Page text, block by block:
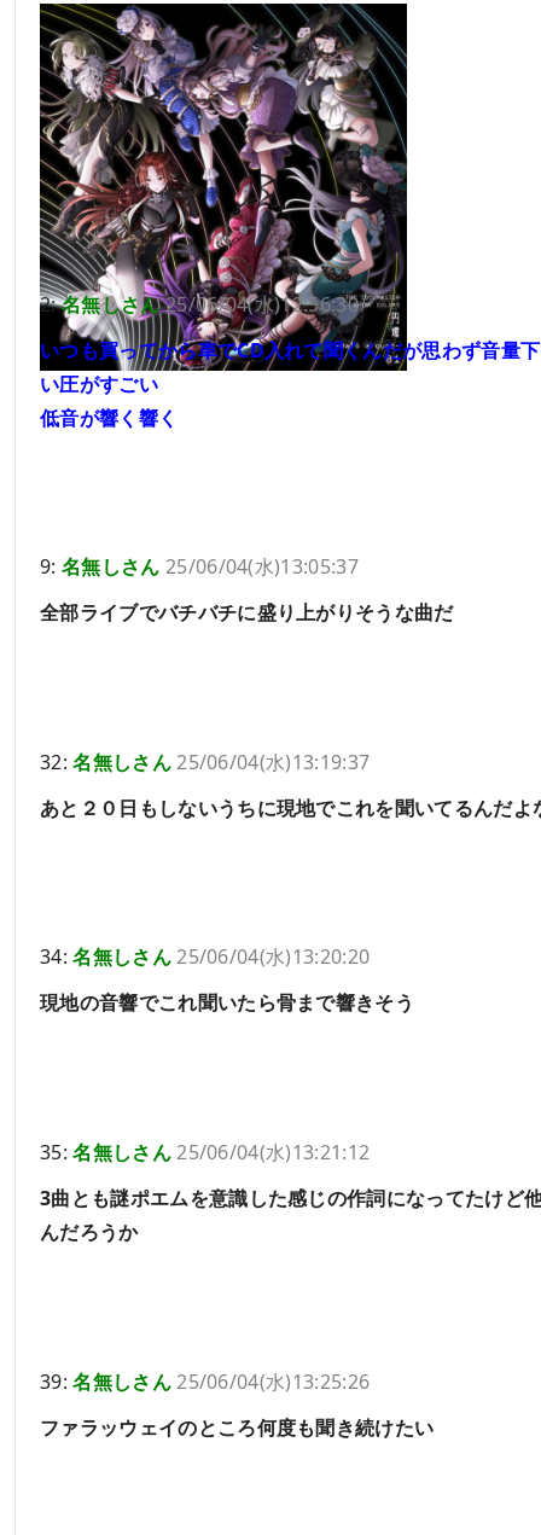
2:名無しさん25/06/04(水)12:56:30
いつも買ってから車でCD入れて聞くんだが思わず音量
い圧がすごい
低音が響く響く
9: 名無しさん 25/06/04(水)13:05:37
全部ライブでバチバチに盛り上がりそうな曲だ
32:名無しさん25/06/04(水)13:19:37
あと２０日もしないうちに現地でこれを聞いてるんだよ
34:名無しさん25/06/04(水)13:20:20
現地の音響でこれ聞いたら骨まで響きそう
35:名無しさん25/06/04(水)13:21:12
3曲とも謎ポエムを意識した感じの作詞になってたけど
んだろうか
39:名無しさん25/06/04(水)13:25:26
ファラッウェイのところ何度も聞き続けたい